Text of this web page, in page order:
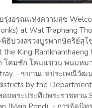
รุ่งอรุณแห่งความสุข
at Wat Traphang
พิธีบวงสรวงบูรพากษัตริย์
King
โคมชัก โคมแขวน พนมหม
- ขบวนแห่ประเพณีวัฒ
by the
ยพระประทีปพระราชทาน